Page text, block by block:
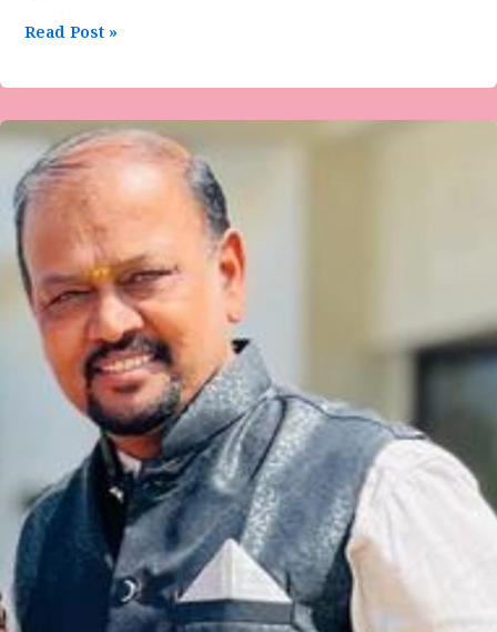
Read Post »
ಆದಪ್ಪ
ಹೆಂಬಾ
ಮಸ್ಕಿ
ಅವರ
ಕವಿತೆ-
ನೆನಪುಗಳೇ
ಮಧುರ.